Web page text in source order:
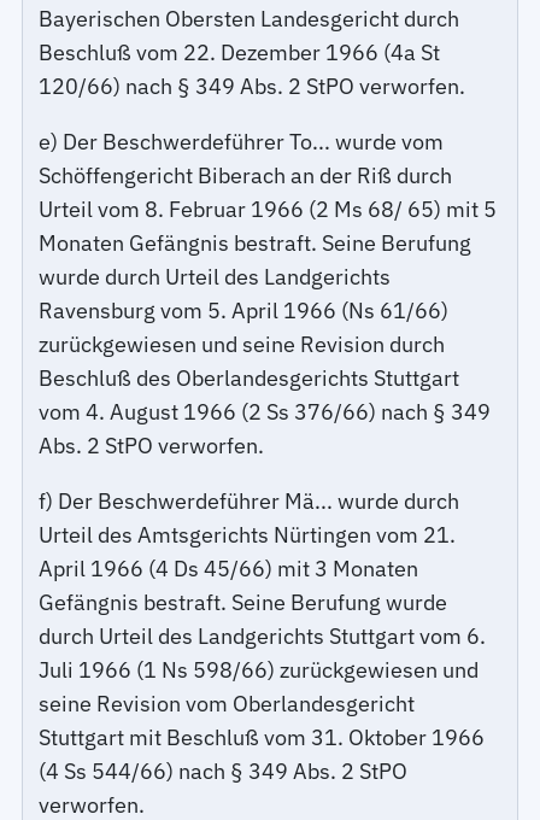
Bayerischen Obersten Landesgericht durch
Beschluß vom 22. Dezember 1966 (4a St
120/66) nach § 349 Abs. 2 StPO verworfen.
e) Der Beschwerdeführer To... wurde vom
Schöffengericht Biberach an der Riß durch
Urteil vom 8. Februar 1966 (2 Ms 68/ 65) mit 5
Monaten Gefängnis bestraft. Seine Berufung
wurde durch Urteil des Landgerichts
Ravensburg vom 5. April 1966 (Ns 61/66)
zurückgewiesen und seine Revision durch
Beschluß des Oberlandesgerichts Stuttgart
vom 4. August 1966 (2 Ss 376/66) nach § 349
Abs. 2 StPO verworfen.
f) Der Beschwerdeführer Mä... wurde durch
Urteil des Amtsgerichts Nürtingen vom 21.
April 1966 (4 Ds 45/66) mit 3 Monaten
Gefängnis bestraft. Seine Berufung wurde
durch Urteil des Landgerichts Stuttgart vom 6.
Juli 1966 (1 Ns 598/66) zurückgewiesen und
seine Revision vom Oberlandesgericht
Stuttgart mit Beschluß vom 31. Oktober 1966
(4 Ss 544/66) nach § 349 Abs. 2 StPO
verworfen.